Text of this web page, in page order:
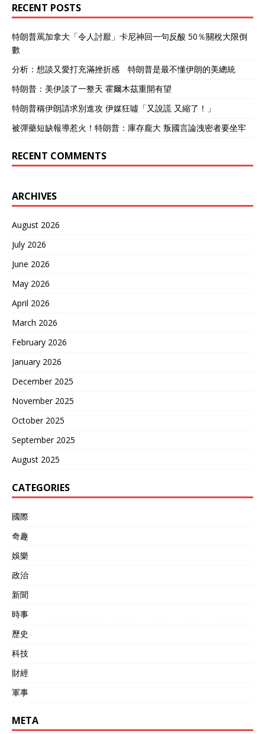
转向中国时，特朗普的“关税
大棒”却显露出少见的迟疑，
这种反差背后是三重战略困
境的叠加： 首先是贸易对抗
的惨痛教训，中美此前三轮
关税交锋证明，超高关税只
会推高美国消费品价格，却
难以撼动中国在全球供应链
中的枢纽地位。 当印度对
美出口仅占其GDP的2-3%
时，中国握有更庞大的国内
市场与更完善的产业生态作
的离心倾向，欧盟与日韩等
中国脱钩。 德国车企、法国
空客、韩国半导体企业持续
扩大在华投资，形成事实上
的“政经分离”策略。 最后是
示范效应的政治代价，金砖
成隐性联盟，当特朗普对印
度、巴西征收惩罚性关税
时，中俄立即强化与受制裁
国的能源本币结算。 这种抱
果大打折扣。 而这次莫迪的
天津之行暗藏精妙的政治计
算，行程安排显示，他将在
8月30日先访问日本出席年
小时，且巧妙避开了9月3日
北京的抗战胜利阅兵。 这种
主义本质——既要借中国缓
刺激美日盟友。 印度的核心
诉求清晰可见：争取中国放
元级投资建设中印高铁和工
示“战略自主”形象。 但在
姿态：中印士兵近期尝试“糖
果外交”缓和气氛，印度却同
谈边防”的策略，难以满足中
求。 当下，地缘政治的天
平正在发出吱呀的转动声，
向东方之时，莫迪的专机即
将跨越喜马拉雅山脉。 这并
非简单的选边站队，而是多
极化世界形成的生动注脚
盟友时，新德里证明了自己
略牌。 国际关系史上常有此
类讽刺时刻：五年的边境谈
RECENT POSTS
特朗普罵加拿大「令人討厭」卡尼神回一句反酸 50％關稅大限倒
數
分析：想談又愛打充滿挫折感 特朗普是最不懂伊朗的美總統
特朗普：美伊談了一整天 霍爾木茲重開有望
特朗普稱伊朗請求別進攻 伊媒狂噓「又說謊 又縮了！」
被彈藥短缺報導惹火！特朗普：庫存龐大 叛國言論洩密者要坐牢
RECENT COMMENTS
ARCHIVES
August 2026
July 2026
June 2026
May 2026
April 2026
March 2026
February 2026
January 2026
December 2025
November 2025
October 2025
September 2025
August 2025
CATEGORIES
國際
奇趣
娛樂
政治
新聞
時事
歷史
科技
財經
軍事
META